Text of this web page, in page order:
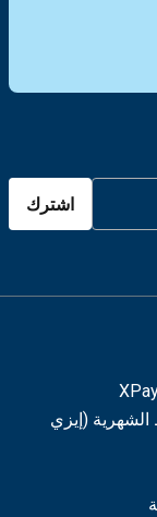
اشترك
(إيزي